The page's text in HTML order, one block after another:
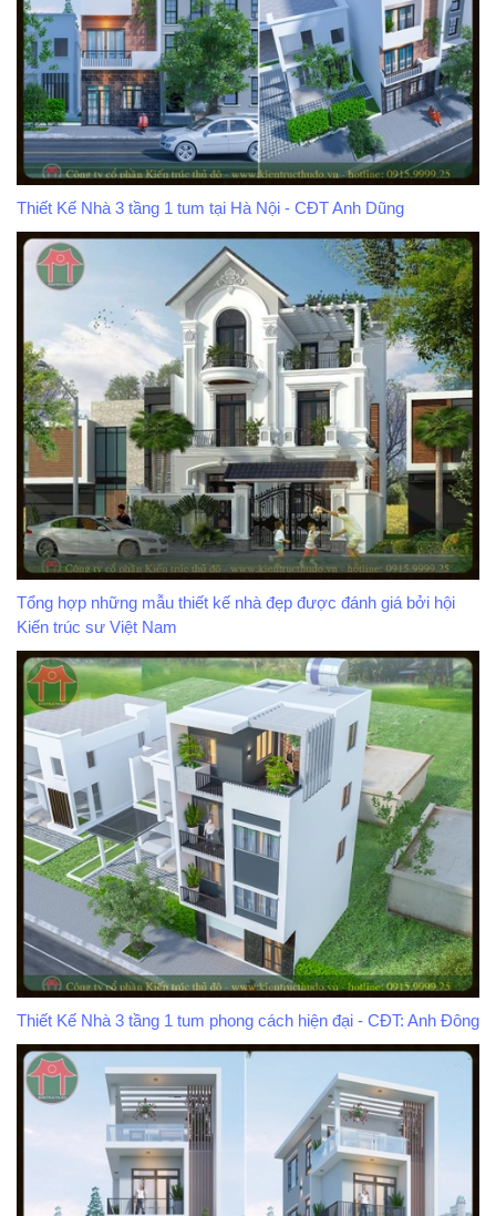
Thiết Kế Nhà 3 tầng 1 tum tại Hà Nội - CĐT Anh Dũng
Tổng hợp những mẫu thiết kế nhà đẹp được đánh giá bởi hội
Kiến trúc sư Việt Nam
Thiết Kế Nhà 3 tầng 1 tum phong cách hiện đại - CĐT: Anh Đông